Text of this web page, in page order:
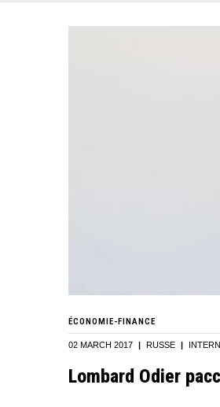
ÉCONOMIE-FINANCE
02 MARCH 2017 | RUSSE |
Lombard Odier